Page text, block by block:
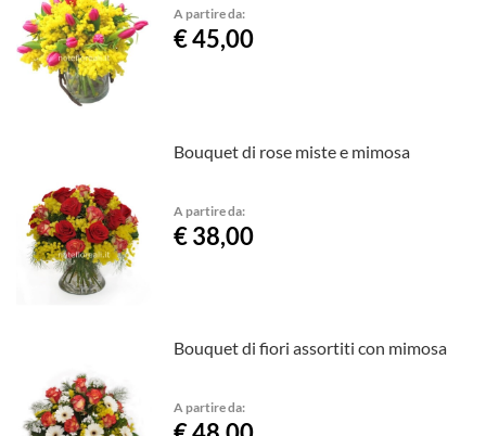
A partire da:
€ 45,00
Bouquet di rose miste e mimosa
A partire da:
€ 38,00
Bouquet di fiori assortiti con mimosa
A partire da: